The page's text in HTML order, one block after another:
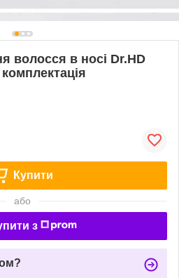
волосся в носі Dr.HD
Купити
або
з